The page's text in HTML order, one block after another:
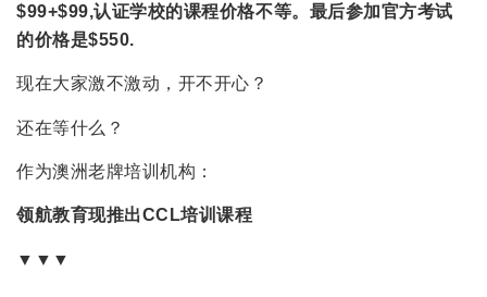
$99+$99,认证学校的课程价格不等。最后参加官方考试
的价格是$550.
现在大家激不激动，开不开心？
还在等什么？
作为澳洲老牌培训机构：
领航教育现推出CCL培训课程
▼▼▼